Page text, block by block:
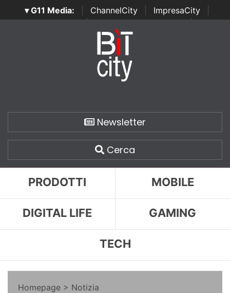
▾ G11 Media: ChannelCity ImpresaCity
SecurityOpenLab | Italian Channel Awards | Italian
Italian Security Awards
Newsletter
Cerca
PRODOTTI MOBILE
DIGITAL LIFE GAMING
TECH
Homepage > Notizia